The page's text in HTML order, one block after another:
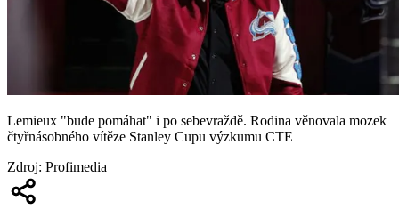
Lemieux "bude pomáhat" i po sebevraždě. Rodina věnovala mozek
čtyřnásobného vítěze Stanley Cupu výzkumu CTE
Zdroj: Profimedia